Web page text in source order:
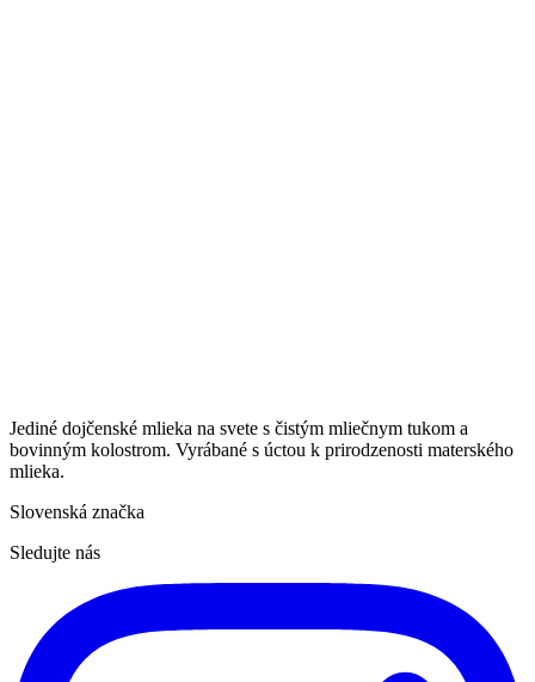
Jediné dojčenské mlieka na svete s čistým mliečnym tukom a
bovinným kolostrom. Vyrábané s úctou k prirodzenosti materského
mlieka.
Slovenská značka
Sledujte nás